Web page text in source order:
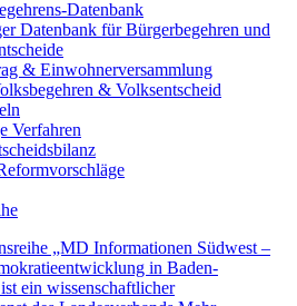
Datenbank
Datenbank für Bürgerbegehren und
& Einwohnerversammlung
& Volksentscheid
Verfahren
„MD Informationen Südwest –
in Baden-
ein wissenschaftlicher